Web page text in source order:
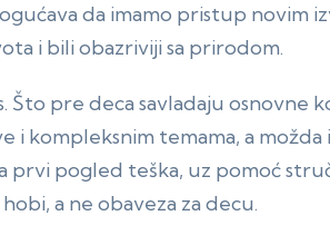
da imamo pristup novim
i bili obazriviji sa prirodom.
Što pre deca savladaju
i kompleksnim temama, a
prvi pogled teška, uz pomoć
a ne obaveza za decu.